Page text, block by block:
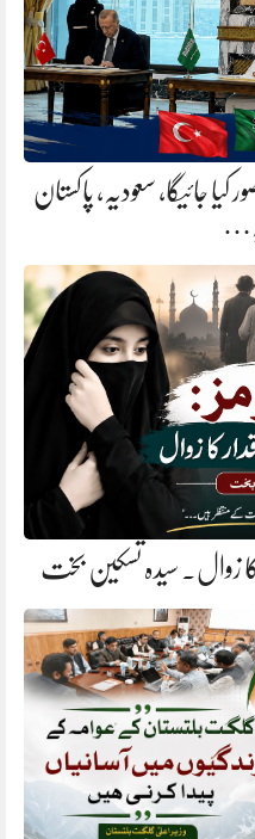
کیا جائیگا، سعودیہ، پاکستان
کا زوال. سیدہ تسکین بخت